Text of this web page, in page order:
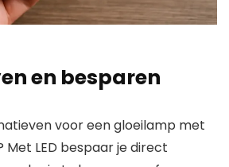
en besparen
voor een gloeilamp met
LED bespaar je direct